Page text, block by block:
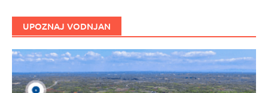
UPOZNAJ VODNJAN